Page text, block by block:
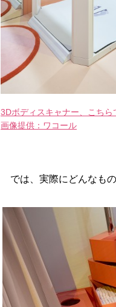
3Dボディスキャナー、こちら
画像提供：ワコール
では、実際にどんなもの